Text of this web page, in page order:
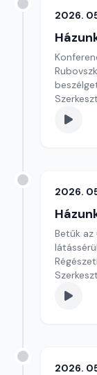
2026.
2026.
Betűk
2026.